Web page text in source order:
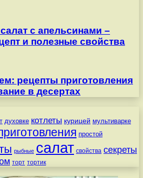
с апельсинами –
и полезные свойства
рецепты приготовления
в десертах
духовке котлеты курицей мультиварке
простой
рыбные салат свойства секреты
торт тортик